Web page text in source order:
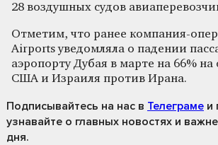
28 воздушных судов
Отметим, что ранее компания-
Airports уведомляла о падении
аэропорту Дубая в марте на 66%
США и Израиля против Ирана.
Подписывайтесь на нас в Телеграме и
узнавайте о главных новостях и
дня.